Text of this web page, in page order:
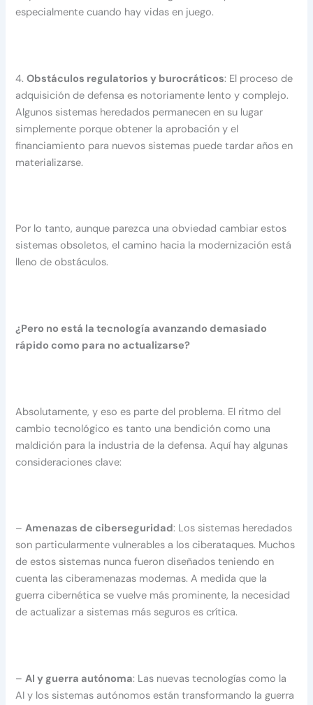
especialmente cuando hay vidas en juego.
4.Obstáculos regulatorios y burocráticos: El proceso de
adquisición de defensa es notoriamente lento y complejo.
Algunos sistemas heredados permanecen en su lugar
simplemente porque obtener la aprobación y el
financiamiento para nuevos sistemas puede tardar años en
materializarse.
Por lo tanto, aunque parezca una obviedad cambiar estos
sistemas obsoletos, el camino hacia la modernización está
lleno de obstáculos.
¿Pero no está la tecnología avanzando demasiado
rápido como para no actualizarse?
Absolutamente, y eso es parte del problema. El ritmo del
cambio tecnológico es tanto una bendición como una
maldición para la industria de la defensa. Aquí hay algunas
consideraciones clave:
–Amenazas de ciberseguridad: Los sistemas heredados
son particularmente vulnerables a los ciberataques. Muchos
de estos sistemas nunca fueron diseñados teniendo en
cuenta las ciberamenazas modernas. A medida que la
guerra cibernética se vuelve más prominente, la necesidad
de actualizar a sistemas más seguros es crítica.
–AI y guerra autónoma: Las nuevas tecnologías como la
AI y los sistemas autónomos están transformando la guerra